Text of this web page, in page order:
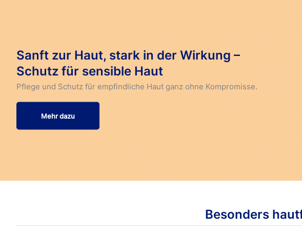
Sanft zur Haut, stark in der Wirkung –
Schutz für sensible Haut
Pflege und Schutz für empfindliche Haut ganz ohne Kompromisse.
Mehr dazu
Besonders